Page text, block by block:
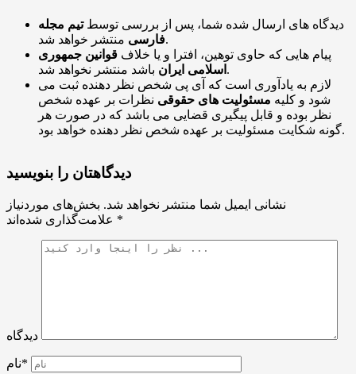
دیدگاه های ارسال شده شما، پس از بررسی توسطتیم مجله
فارسیمنتشر خواهد شد.
پیام هایی که حاوی توهین، افترا و یا خلاف قوانین جمهوری
اسلامی ایران باشد منتشر نخواهد شد.
لازم به یادآوری است که آی پی شخص نظر دهنده ثبت می
شود و کلیه مسئولیت های حقوقی نظرات بر عهده شخص
نظر بوده و قابل پیگیری قضایی می باشد که در صورت هر
گونه شکایت مسئولیت بر عهده شخص نظر دهنده خواهد بود.
دیدگاهتان را بنویسید
نشانی ایمیل شما منتشر نخواهد شد. بخش‌های موردنیاز
*
دیدگاه
نام*